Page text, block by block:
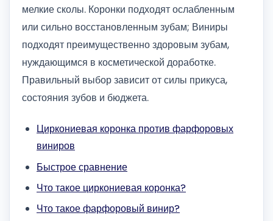
мелкие сколы. Коронки подходят ослабленным
или сильно восстановленным зубам; Виниры
подходят преимущественно здоровым зубам,
нуждающимся в косметической доработке.
Правильный выбор зависит от силы прикуса,
состояния зубов и бюджета.
Циркониевая коронка против фарфоровых
виниров
Быстрое сравнение
Что такое циркониевая коронка?
Что такое фарфоровый винир?